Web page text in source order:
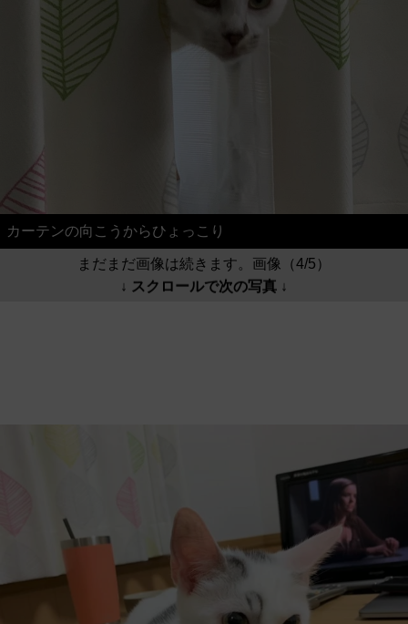
カーテンの向こうからひょっこり
まだまだ画像は続きます。画像（4/5）
↓ スクロールで次の写真 ↓